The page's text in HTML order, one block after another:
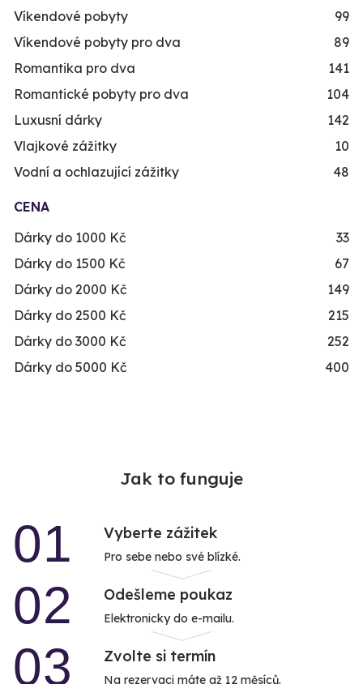
Víkendové pobyty
99
Víkendové pobyty pro dva
89
Romantika pro dva
141
Romantické pobyty pro dva
104
Luxusní dárky
142
Vlajkové zážitky
10
Vodní a ochlazující zážitky
48
CENA
Dárky do 1000 Kč
33
Dárky do 1500 Kč
67
Dárky do 2000 Kč
149
Dárky do 2500 Kč
215
Dárky do 3000 Kč
252
Dárky do 5000 Kč
400
Jak to funguje
01 Vyberte zážitek
Pro sebe nebo své blízké.
02 Odešleme poukaz
Elektronicky do e-mailu.
03 Zvolte si termín
Na rezervaci máte až 12 měsíců.